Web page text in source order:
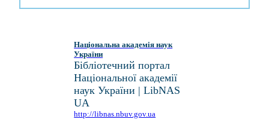
Національна академія наук
України
Бібліотечний портал
Національної академії
наук України | LibNAS
UA
http://libnas.nbuv.gov.ua